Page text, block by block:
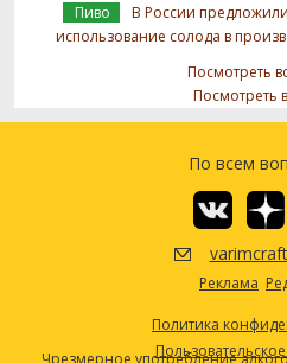
Пиво
В России
использование солода в
Посмотреть
Посмотреть
По всем
Реклама
Политика
Чрезмерное употребление